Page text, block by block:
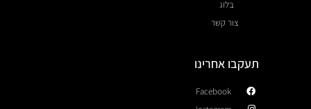
בלוג
צור קשר
תעקבו אחרינו
Facebook